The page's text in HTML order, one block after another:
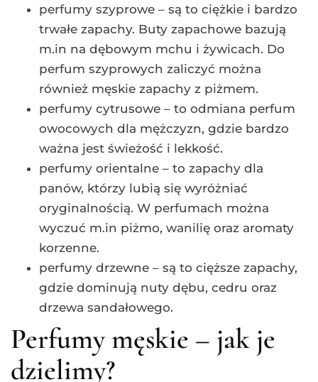
perfumy szyprowe – są to ciężkie i bardzo
trwałe zapachy. Buty zapachowe bazują
m.in na dębowym mchu i żywicach. Do
perfum szyprowych zaliczyć można
również męskie zapachy z piżmem.
perfumy cytrusowe – to odmiana perfum
owocowych dla mężczyzn, gdzie bardzo
ważna jest świeżość i lekkość.
perfumy orientalne – to zapachy dla
panów, którzy lubią się wyróżniać
oryginalnością. W perfumach można
wyczuć m.in piżmo, wanilię oraz aromaty
korzenne.
perfumy drzewne – są to cięższe zapachy,
gdzie dominują nuty dębu, cedru oraz
drzewa sandałowego.
Perfumy męskie – jak je
dzielimy?